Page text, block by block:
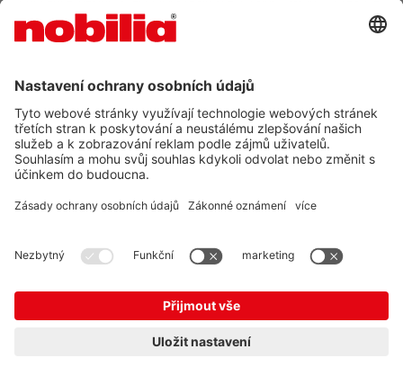
Inbound Marketing | Munich
VOP